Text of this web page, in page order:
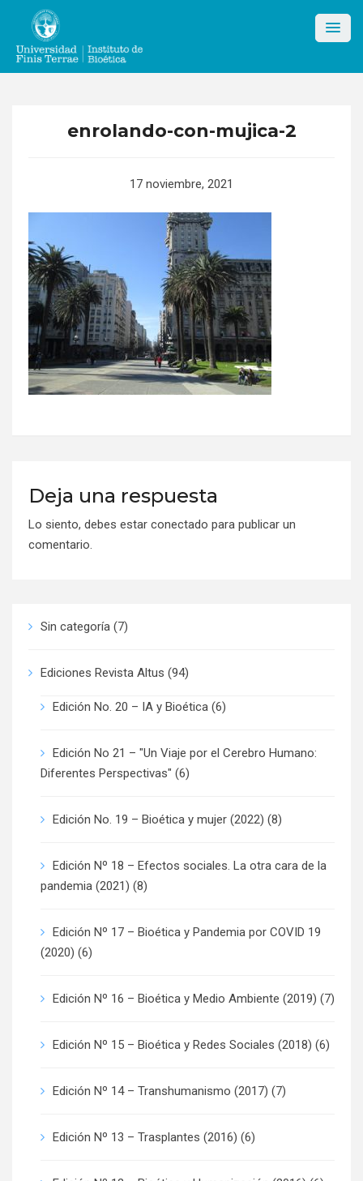
content
enrolando-con-mujica-2
17 noviembre, 2021
Deja una respuesta
Lo siento, debes estar conectado para publicar un
comentario.
Sin categoría (7)
Ediciones Revista Altus (94)
Edición No. 20 – IA y Bioética (6)
Edición No 21 – "Un Viaje por el Cerebro Humano:
Diferentes Perspectivas" (6)
Edición No. 19 – Bioética y mujer (2022) (8)
Edición Nº 18 – Efectos sociales. La otra cara de la
pandemia (2021) (8)
Edición Nº 17 – Bioética y Pandemia por COVID 19
(2020) (6)
Edición Nº 16 – Bioética y Medio Ambiente (2019) (7)
Edición Nº 15 – Bioética y Redes Sociales (2018) (6)
Edición Nº 14 – Transhumanismo (2017) (7)
Edición Nº 13 – Trasplantes (2016) (6)